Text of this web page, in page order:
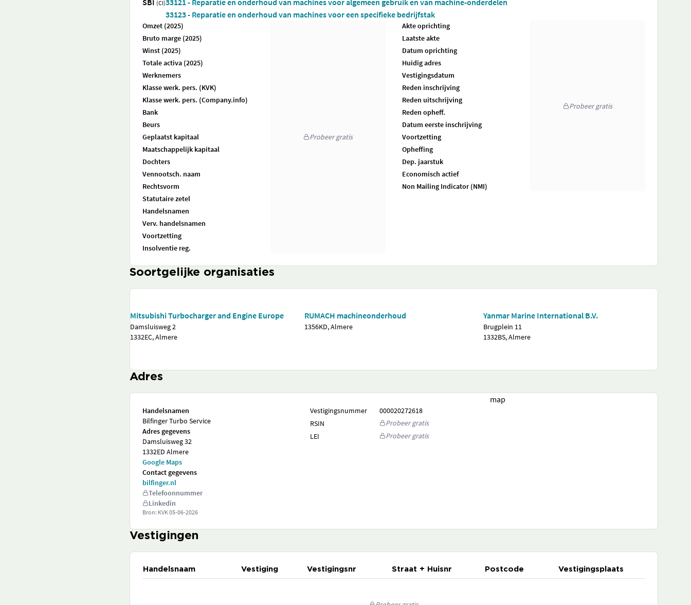
SBI (CI)33121 - Reparatie en onderhoud van machines voor algemeen gebruik en van machine-onderdelen
33123 - Reparatie en onderhoud van machines voor een specifieke bedrijfstak
Omzet (2025)
Bruto marge (2025)
Winst (2025)
Totale activa (2025)
Werknemers
Klasse werk. pers. (KVK)
Klasse werk. pers. (Company.info)
Bank
Beurs
Geplaatst kapitaal
Maatschappelijk kapitaal
Dochters
Vennootsch. naam
Rechtsvorm
Statutaire zetel
Handelsnamen
Verv. handelsnamen
Voortzetting
Insolventie reg.
Probeer gratis
Akte oprichting
Laatste akte
Datum oprichting
Huidig adres
Vestigingsdatum
Reden inschrijving
Reden uitschrijving
Reden opheff.
Datum eerste inschrijving
Voortzetting
Opheffing
Dep. jaarstuk
Economisch actief
Non Mailing Indicator (NMI)
Probeer gratis
Soortgelijke organisaties
Mitsubishi Turbocharger and Engine Europe
Damsluisweg 2
1332EC, Almere
RUMACH machineonderhoud
1356KD, Almere
Yanmar Marine International B.V.
Brugplein 11
1332BS, Almere
Adres
Handelsnamen
Bilfinger Turbo Service
Adres gegevens
Damsluisweg 32
1332ED Almere
Google Maps
Contact gegevens
bilfinger.nl
Telefoonnummer
Linkedin
Bron: KVK05-06-2026
Vestigingsnummer
000020272618
RSIN
Probeer gratis
LEI
Probeer gratis
map
Vestigingen
Handelsnaam Vestiging Vestigingsnr Straat + Huisnr Postcode Vestigingsplaats